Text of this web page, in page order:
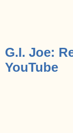
G.I. Joe:
YouTube